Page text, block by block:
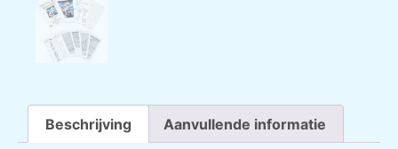
Beschrijving Aanvullende informatie